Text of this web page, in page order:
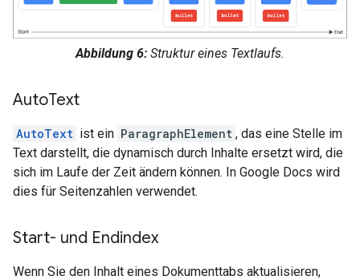
Abbildung 6: Struktur eines Textlaufs.
AutoText
AutoText ist ein ParagraphElement , das eine Stelle im
Text darstellt, die dynamisch durch Inhalte ersetzt wird, die
sich im Laufe der Zeit ändern können. In Google Docs wird
dies für Seitenzahlen verwendet.
Start- und Endindex
Wenn Sie den Inhalt eines Dokumenttabs aktualisieren,